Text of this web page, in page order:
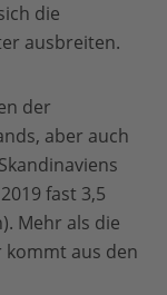
die
ausbreiten.
der
aber auch
fast 3,5
Mehr als die
kommt aus den